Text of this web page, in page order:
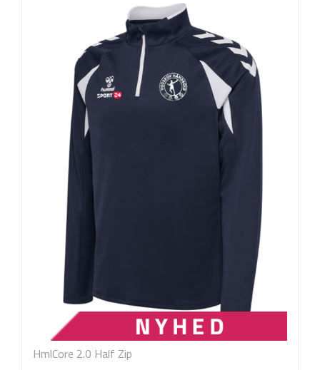
HmlCore 2.0 Half Zip